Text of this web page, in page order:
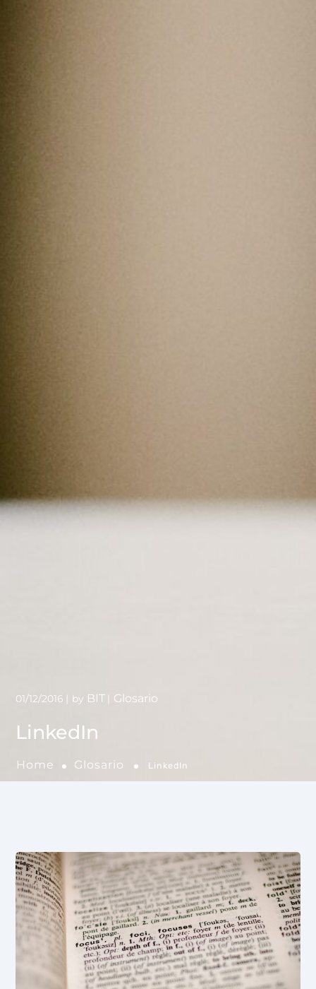
LinkedIn
Home Glosario LinkedIn
01/12/2016 by BIT Glosario